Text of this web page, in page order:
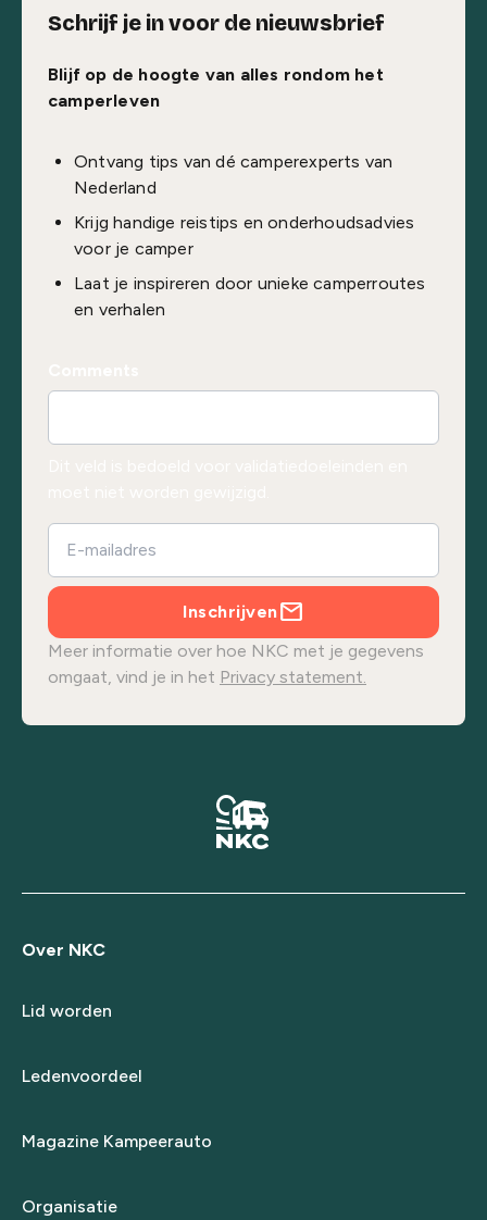
Schrijf je in voor de nieuwsbrief
Blijf op de hoogte van alles rondom het
camperleven
Ontvang tips van dé camperexperts van
Nederland
Krijg handige reistips en onderhoudsadvies
voor je camper
Laat je inspireren door unieke camperroutes
en verhalen
Inschrijven
Meer informatie over hoe NKC met je gegevens
omgaat, vind je in het Privacy statement.
Over NKC
Lid worden
Ledenvoordeel
Magazine Kampeerauto
Organisatie